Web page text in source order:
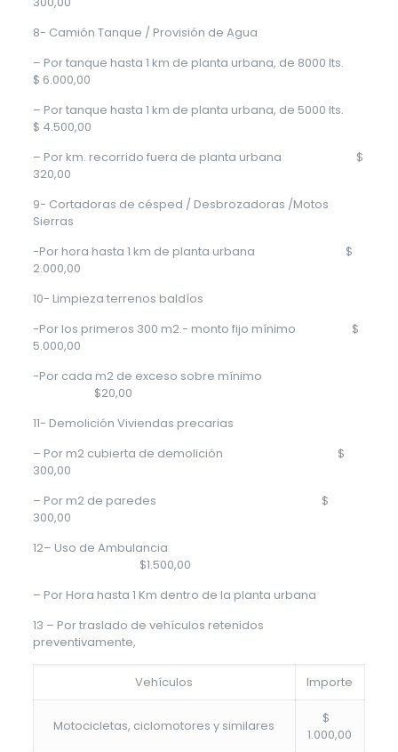
8- Camión Tanque / Provisión de Agua
– Por tanque hasta 1 km de planta urbana, de 8000 lts.
$ 6.000,00
– Por tanque hasta 1 km de planta urbana, de 5000 lts.
$ 4.500,00
– Por km. recorrido fuera de planta urbana $
320,00
9- Cortadoras de césped / Desbrozadoras /Motos
Sierras
-Por hora hasta 1 km de planta urbana $
2.000,00
10- Limpieza terrenos baldíos
-Por los primeros 300 m2.- monto fijo mínimo $
5.000,00
-Por cada m2 de exceso sobre mínimo
$20,00
11- Demolición Viviendas precarias
– Por m2 cubierta de demolición $
300,00
– Por m2 de paredes $
300,00
12– Uso de Ambulancia
$1.500,00
– Por Hora hasta 1 Km dentro de la planta urbana
13 – Por traslado de vehículos retenidos
preventivamente,
Vehículos Importe
Motocicletas, ciclomotores y similares
$
1.000,00